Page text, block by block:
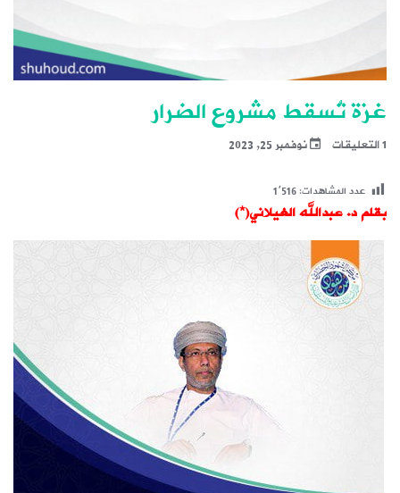
غزة تُسقط مشروع الضرار
1 التعليقات نوفمبر 25, 2023
عدد المشاهدات:1٬516
بقلم د. عبدالله الغيلاني(*)